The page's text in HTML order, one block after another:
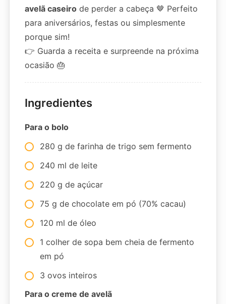
avelã caseirode perder a cabeça 🤎 Perfeito
para aniversários, festas ou simplesmente
porque sim!
👉 Guarda a receita e surpreende na próxima
ocasião 🎂
Ingredientes
Para o bolo
280 g de farinha de trigo sem fermento
240 ml de leite
220 g de açúcar
75 g de chocolate em pó (70% cacau)
120 ml de óleo
1 colher de sopa bem cheia de fermento
em pó
3 ovos inteiros
Para o creme de avelã